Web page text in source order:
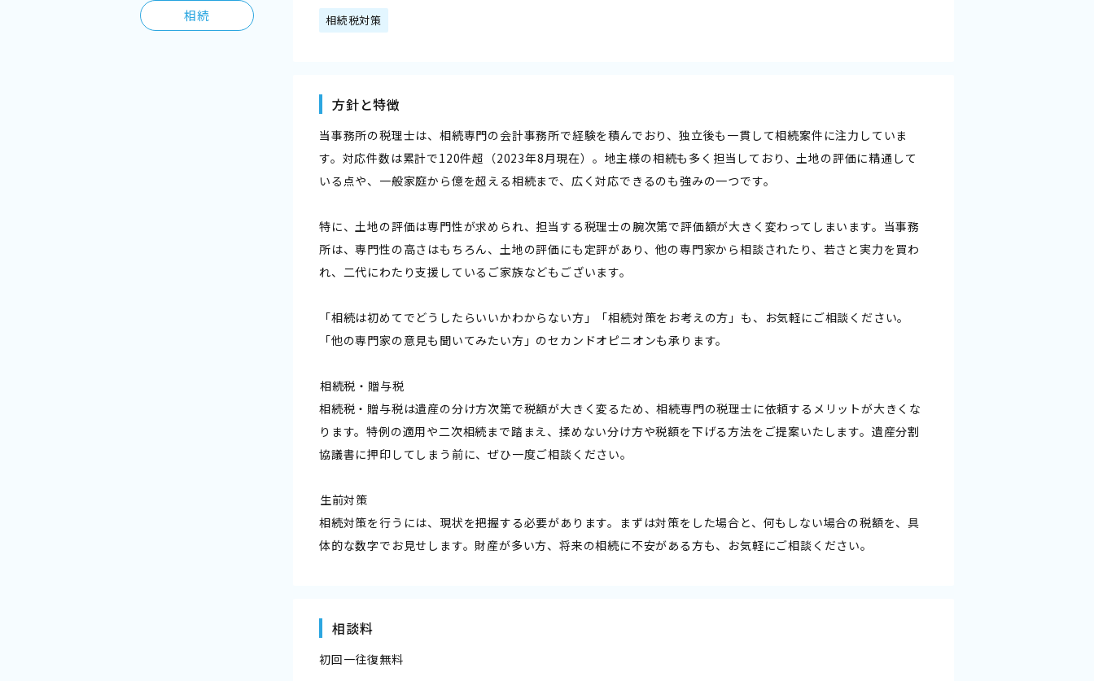
相続 相続税対策
方針と特徴
当事務所の税理士は、相続専門の会計事務所で経験を積んでおり、独立後も一貫して相続案件に注力していま
す。対応件数は累計で120件超（2023年8月現在）。地主様の相続も多く担当しており、土地の評価に精通して
いる点や、一般家庭から億を超える相続まで、広く対応できるのも強みの一つです。
特に、土地の評価は専門性が求められ、担当する税理士の腕次第で評価額が大きく変わってしまいます。当事務
所は、専門性の高さはもちろん、土地の評価にも定評があり、他の専門家から相談されたり、若さと実力を買わ
れ、二代にわたり支援しているご家族などもございます。
「相続は初めてでどうしたらいいかわからない方」「相続対策をお考えの方」も、お気軽にご相談ください。
「他の専門家の意見も聞いてみたい方」のセカンドオピニオンも承ります。
――相続税・贈与税――
相続税・贈与税は遺産の分け方次第で税額が大きく変るため、相続専門の税理士に依頼するメリットが大きくな
ります。特例の適用や二次相続まで踏まえ、揉めない分け方や税額を下げる方法をご提案いたします。遺産分割
協議書に押印してしまう前に、ぜひ一度ご相談ください。
――生前対策――
相続対策を行うには、現状を把握する必要があります。まずは対策をした場合と、何もしない場合の税額を、具
体的な数字でお見せします。財産が多い方、将来の相続に不安がある方も、お気軽にご相談ください。
相談料
初回一往復無料